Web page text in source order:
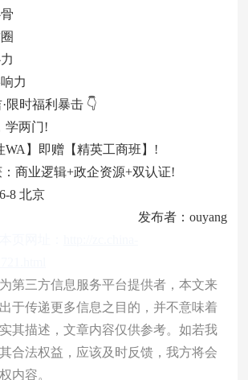
力
时福利暴击 👇
两门!
】即赠【精英工商班】!
业逻辑+政企资源+双认证!
8 北京
发布者：ouyang
三方信息服务平台提供者，本文来
于传递更多信息之目的，并不意味着
其描述，文章内容仅供参考。如若我
合法权益，应该及时反馈，我方将会
内容。